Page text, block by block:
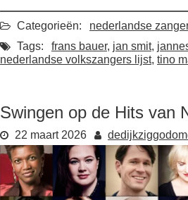
Categorieën: nederlandse
Tags:
frans bauer, jan smit,
nederlandse volkszangers lijst, tino
Swingen op de Hits van
22 maart 2026